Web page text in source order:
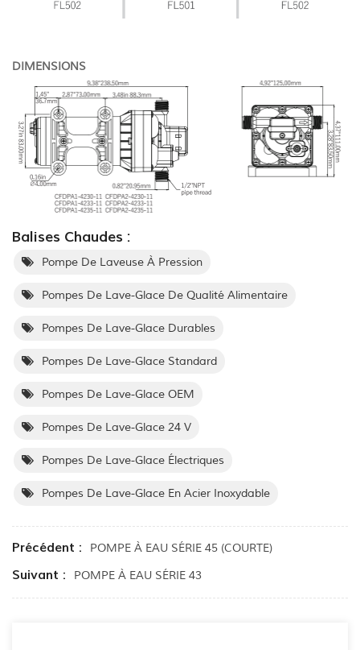
DIMENSIONS
Balises Chaudes :
Pompe De Laveuse À Pression
Pompes De Lave-Glace De Qualité Alimentaire
Pompes De Lave-Glace Durables
Pompes De Lave-Glace Standard
Pompes De Lave-Glace OEM
Pompes De Lave-Glace 24 V
Pompes De Lave-Glace Électriques
Pompes De Lave-Glace En Acier Inoxydable
Précédent : POMPE À EAU SÉRIE 45 (COURTE)
Suivant : POMPE À EAU SÉRIE 43